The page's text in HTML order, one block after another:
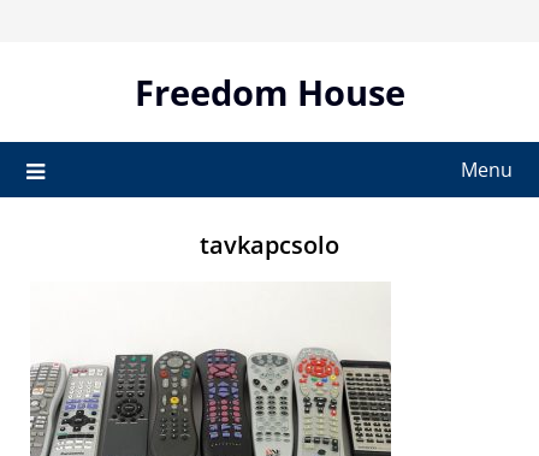
Freedom House
Menu
tavkapcsolo